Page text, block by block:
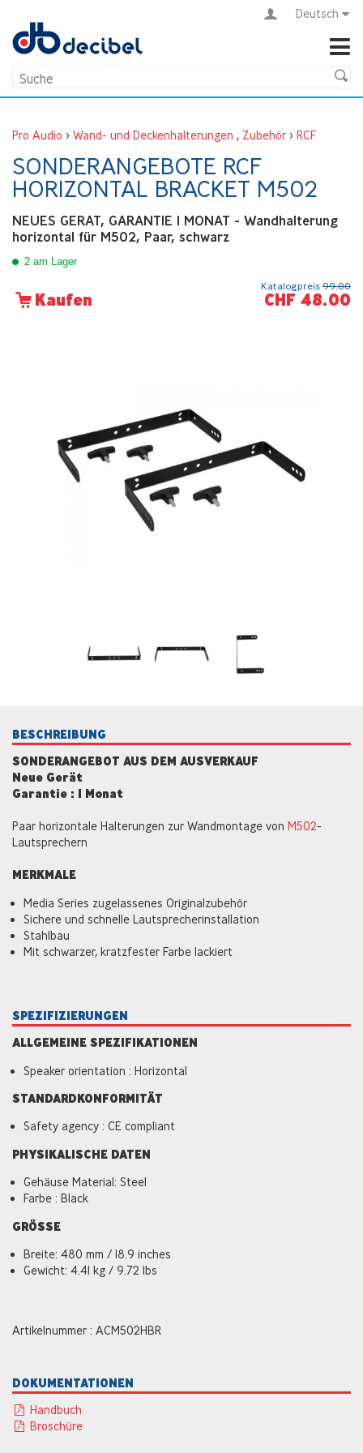
Deutsch
Pro Audio > Wand- und Deckenhalterungen , Zubehör > RCF
SONDERANGEBOTE RCF
HORIZONTAL BRACKET M502
NEUES GERAT, GARANTIE 1 MONAT - Wandhalterung
horizontal für M502, Paar, schwarz
2 am Lager
Kaufen
Katalogpreis 99.00
CHF 48.00
BESCHREIBUNG
SONDERANGEBOT AUS DEM AUSVERKAUF
Neue Gerät
Garantie : 1 Monat
Paar horizontale Halterungen zur Wandmontage von M502-
Lautsprechern
MERKMALE
Media Series zugelassenes Originalzubehör
Sichere und schnelle Lautsprecherinstallation
Stahlbau
Mit schwarzer, kratzfester Farbe lackiert
SPEZIFIZIERUNGEN
ALLGEMEINE SPEZIFIKATIONEN
Speaker orientation : Horizontal
STANDARDKONFORMITÄT
Safety agency : CE compliant
PHYSIKALISCHE DATEN
Gehäuse Material: Steel
Farbe : Black
GRÖSSE
Breite: 480 mm / 18.9 inches
Gewicht: 4.41 kg / 9.72 lbs
Artikelnummer : ACM502HBR
DOKUMENTATIONEN
Handbuch
Broschüre